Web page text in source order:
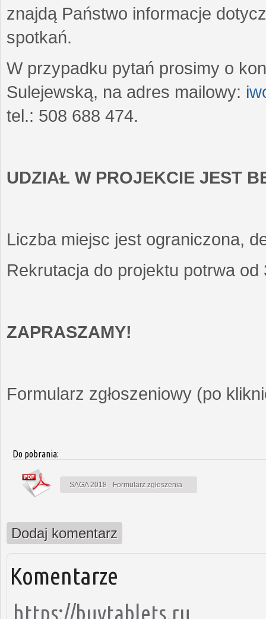
znajdą Państwo informacje
spotkań.
W przypadku pytań prosimy o
Sulejewską, na adres mailowy:
tel.: 508 688 474.
UDZIAŁ W PROJEKCIE JEST
Liczba miejsc jest ograniczona,
Rekrutacja do projektu potrwa
ZAPRASZAMY!
Formularz zgłoszeniowy (po
Do pobrania:
SAGA 2018 - Formularz zgłoszenia
Dodaj komentarz
Komentarze
https://buytablets.ru